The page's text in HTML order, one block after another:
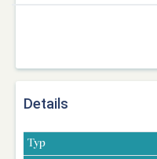
Details
Typ